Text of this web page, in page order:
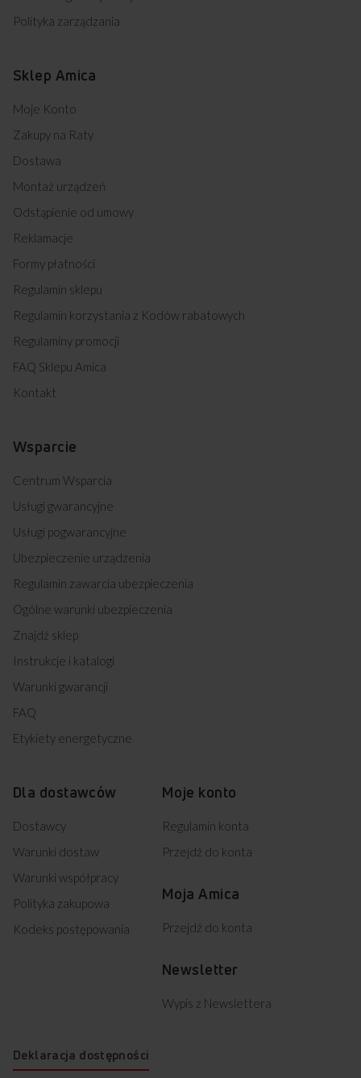
Polityka zarządzania
Sklep Amica
Moje Konto
Zakupy na Raty
Dostawa
Montaż urządzeń
Odstąpienie od umowy
Reklamacje
Formy płatności
Regulamin sklepu
Regulamin korzystania z Kodów rabatowych
Regulaminy promocji
FAQ Sklepu Amica
Kontakt
Wsparcie
Centrum Wsparcia
Usługi gwarancyjne
Usługi pogwarancyjne
Ubezpieczenie urządzenia
Regulamin zawarcia ubezpieczenia
Ogólne warunki ubezpieczenia
Znajdź sklep
Instrukcje i katalogi
Warunki gwarancji
FAQ
Etykiety energetyczne
Dla dostawców
Dostawcy
Warunki dostaw
Warunki współpracy
Polityka zakupowa
Kodeks postępowania
Moje konto
Regulamin konta
Przejdź do konta
Moja Amica
Przejdź do konta
Newsletter
Wypis z Newslettera
Deklaracja dostępności